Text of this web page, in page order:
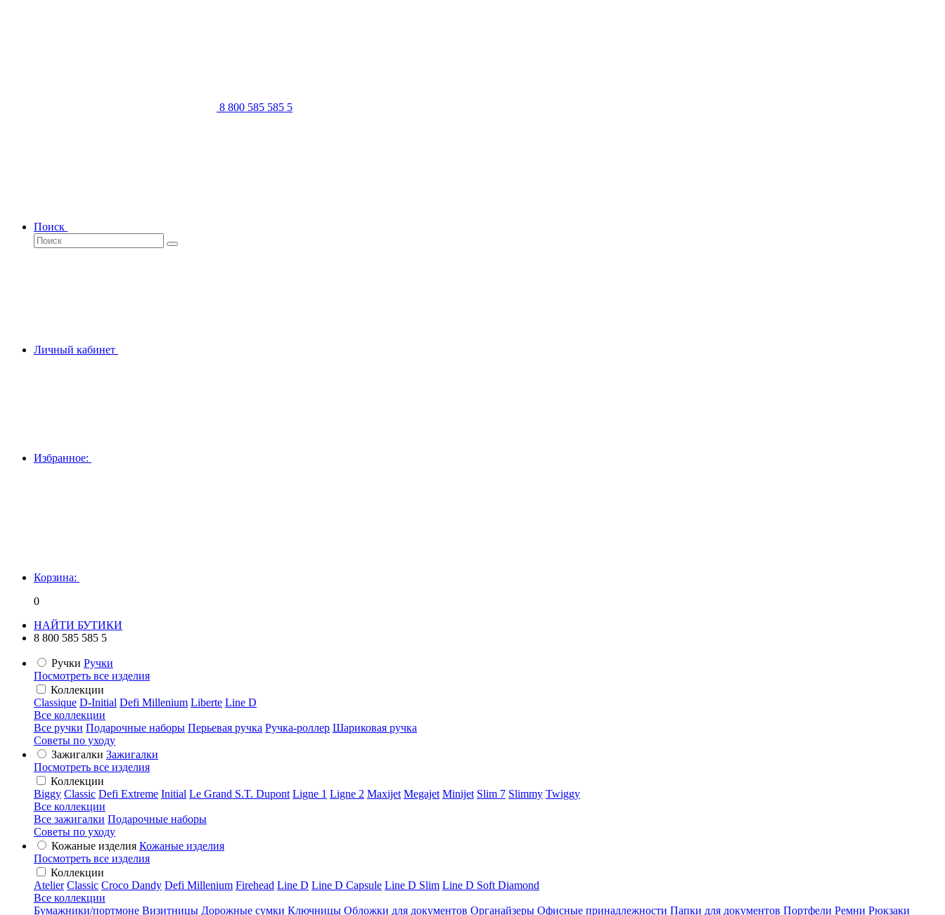
8 800 585 585 5
Поиск
Личный кабинет
Избранное:
Корзина:
0
НАЙТИ БУТИКИ
8 800 585 585 5
Ручки Ручки
Посмотреть все изделия
Коллекции
Classique D-Initial Defi Millenium Liberte Line D
Все коллекции
Все ручки Подарочные наборы Перьевая ручка Ручка-роллер Шариковая ручка
Советы по уходу
Зажигалки Зажигалки
Посмотреть все изделия
Коллекции
Biggy Classic Defi Extreme Initial Le Grand S.T. Dupont Ligne 1 Ligne 2 Maxijet Megajet Minijet Slim 7 Slimmy Twiggy
Все коллекции
Все зажигалки Подарочные наборы
Советы по уходу
Кожаные изделия Кожаные изделия
Посмотреть все изделия
Коллекции
Atelier Classic Croco Dandy Defi Millenium Firehead Line D Line D Capsule Line D Slim Line D Soft Diamond
Все коллекции
Бумажники/портмоне Визитницы Дорожные сумки Ключницы Обложки для документов Органайзеры Офисные принадлежности Папки для документов Портфели Ремни Рюкзаки